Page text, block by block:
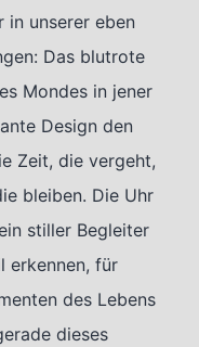
in unserer eben
Das blutrote
Mondes in jener
Design den
Zeit, die vergeht,
bleiben. Die Uhr
stiller Begleiter
erkennen, für
des Lebens
dieses